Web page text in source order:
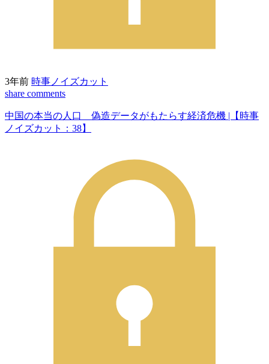
3年前 時事ノイズカット
share comments
中国の本当の人口 偽造データがもたらす経済危機 |【時事
ノイズカット：38】